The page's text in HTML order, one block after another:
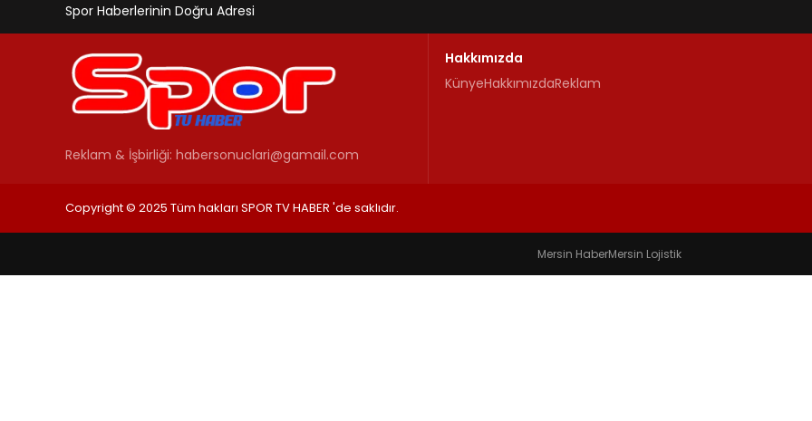
Spor Haberlerinin Doğru Adresi
Reklam & İşbirliği: habersonuclari@gamail.com
Hakkımızda
KünyeHakkımızdaReklam
Copyright © 2025 Tüm hakları SPOR TV HABER 'de saklıdır.
Mersin HaberMersin Lojistik